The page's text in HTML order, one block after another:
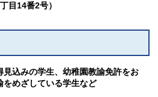
目14番2号）
込みの学生、幼稚園教諭免許をお
めざしている学生など